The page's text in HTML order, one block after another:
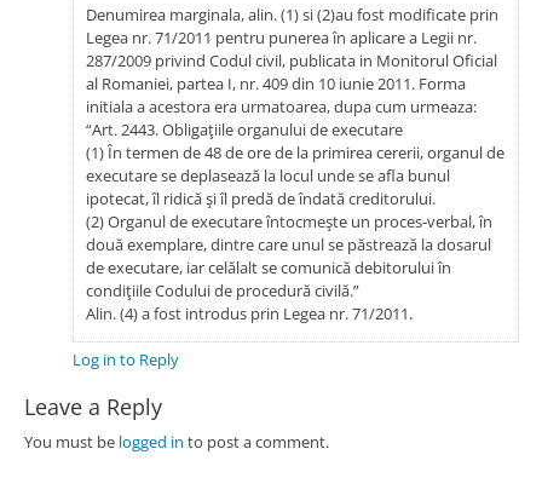
Denumirea marginala, alin. (1) si (2)au fost modificate prin
Legea nr. 71/2011 pentru punerea în aplicare a Legii nr.
287/2009 privind Codul civil, publicata in Monitorul Oficial
al Romaniei, partea I, nr. 409 din 10 iunie 2011. Forma
initiala a acestora era urmatoarea, dupa cum urmeaza:
“Art. 2443. Obligaţiile organului de executare
(1) În termen de 48 de ore de la primirea cererii, organul de
executare se deplasează la locul unde se afla bunul
ipotecat, îl ridică şi îl predă de îndată creditorului.
(2) Organul de executare întocmeşte un proces-verbal, în
două exemplare, dintre care unul se păstrează la dosarul
de executare, iar celălalt se comunică debitorului în
condiţiile Codului de procedură civilă.”
Alin. (4) a fost introdus prin Legea nr. 71/2011.
Log in to Reply
Leave a Reply
You must be logged in to post a comment.